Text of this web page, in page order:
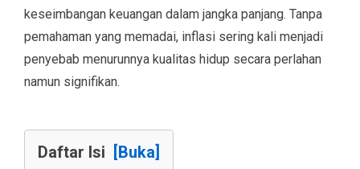
keseimbangan keuangan dalam jangka panjang. Tanpa
pemahaman yang memadai, inflasi sering kali menjadi
penyebab menurunnya kualitas hidup secara perlahan
namun signifikan.
Daftar Isi [Buka]